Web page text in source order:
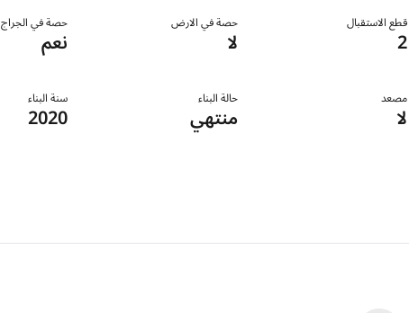
قطع الاستقبال
2
حصة في الارض
لا
حصة في الجراج
نعم
مصعد
لا
حالة البناء
منتهي
سنة البناء
2020